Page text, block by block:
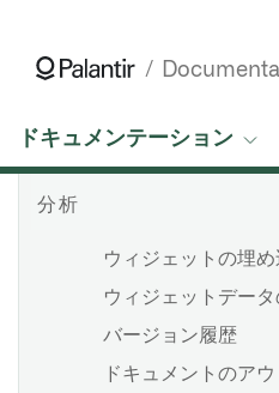
ドキュメンテーション
分析
分析をパラメータ化
集約データへの切り
概要
データモデル
マーケットプレイス製
ウィジェットの埋め
ウィジェットデータ
バージョン履歴
ドキュメントのア